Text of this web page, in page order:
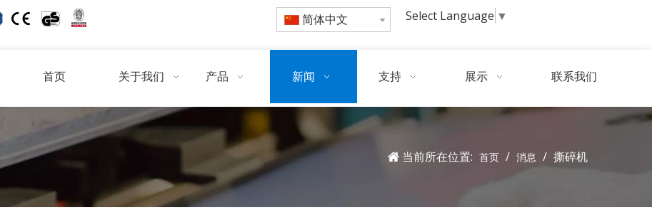
简体中文 Select Language ▼
首页 关于我们 产品 新闻 支持 展示 联系我们
当前所在位置: 首页 / 消息 / 撕碎机